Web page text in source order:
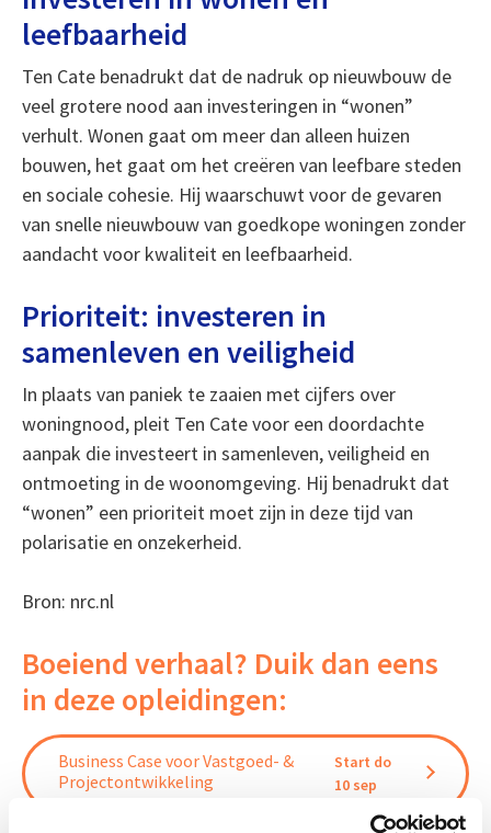
leefbaarheid
Ten Cate benadrukt dat de nadruk op nieuwbouw de
veel grotere nood aan investeringen in “wonen”
verhult. Wonen gaat om meer dan alleen huizen
bouwen, het gaat om het creëren van leefbare steden
en sociale cohesie. Hij waarschuwt voor de gevaren
van snelle nieuwbouw van goedkope woningen zonder
aandacht voor kwaliteit en leefbaarheid.
Prioriteit: investeren in
samenleven en veiligheid
In plaats van paniek te zaaien met cijfers over
woningnood, pleit Ten Cate voor een doordachte
aanpak die investeert in samenleven, veiligheid en
ontmoeting in de woonomgeving. Hij benadrukt dat
“wonen” een prioriteit moet zijn in deze tijd van
polarisatie en onzekerheid.
Bron: nrc.nl
Boeiend verhaal? Duik dan eens
in deze opleidingen:
Business Case voor Vastgoed- &
Projectontwikkeling
Start do
10 sep